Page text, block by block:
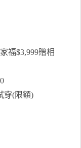
福$3,999贈相
穿(限額)